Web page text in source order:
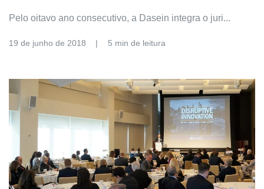
Pelo oitavo ano consecutivo, a Dasein integra o juri...
19 de junho de 2018 5 min de leitura